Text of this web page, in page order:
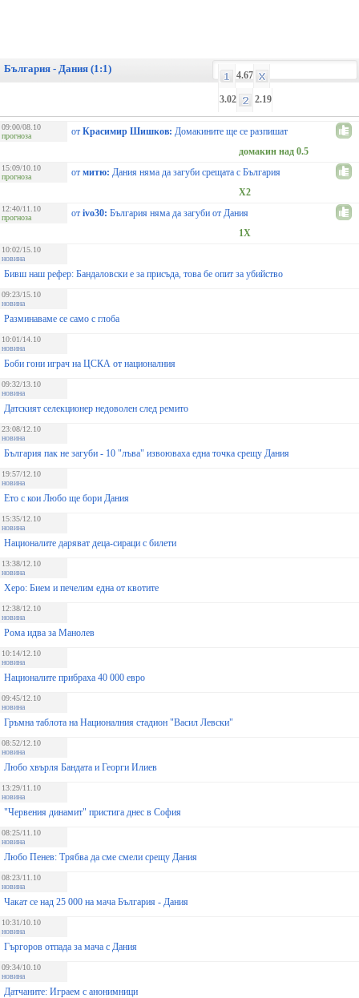
България - Дания (1:1)
4.67
3.02 2.19
09:00/08.10
прогноза
от Красимир Шишков: Домакините ще се разпишат
домакин над 0.5
15:09/10.10
прогноза
от митю: Дания няма да загуби срещата с България
X2
12:40/11.10
прогноза
от ivo30: България няма да загуби от Дания
1X
10:02/15.10
новина
Бивш наш рефер: Бандаловски е за присъда, това бе опит за убийство
09:23/15.10
новина
Разминаваме се само с глоба
10:01/14.10
новина
Боби гони играч на ЦСКА от националния
09:32/13.10
новина
Датският селекционер недоволен след ремито
23:08/12.10
новина
България пак не загуби - 10 "лъва" извоюваха една точка срещу Дания
19:57/12.10
новина
Ето с кои Любо ще бори Дания
15:35/12.10
новина
Националите даряват деца-сираци с билети
13:38/12.10
новина
Херо: Бием и печелим една от квотите
12:38/12.10
новина
Рома идва за Манолев
10:14/12.10
новина
Националите прибраха 40 000 евро
09:45/12.10
новина
Гръмна таблота на Националния стадион "Васил Левски"
08:52/12.10
новина
Любо хвърля Бандата и Георги Илиев
13:29/11.10
новина
"Червения динамит" пристига днес в София
08:25/11.10
новина
Любо Пенев: Трябва да сме смели срещу Дания
08:23/11.10
новина
Чакат се над 25 000 на мача България - Дания
10:31/10.10
новина
Гъргоров отпада за мача с Дания
09:34/10.10
новина
Датчаните: Играем с анонимници